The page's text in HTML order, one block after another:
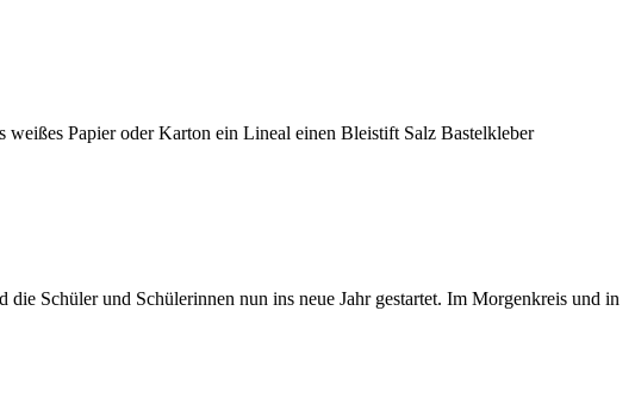
Papier oder Karton ein Lineal einen Bleistift Salz Bastelkleber
Schüler und Schülerinnen nun ins neue Jahr gestartet. Im Morgenkreis und in